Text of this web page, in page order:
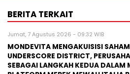
BERITA TERKAIT
Jumat, 7 Agustus 2026 - 09:32 WIB
MONDEVITA MENGAKUISISI
UNDERSCORE DISTRICT,
SEBAGAI LANGKAH KEDUA DALAM